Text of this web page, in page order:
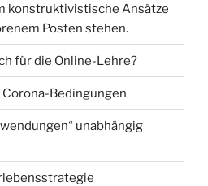
konstruktivistische Ansätze
Posten stehen.
für die Online-Lehre?
Bedingungen
unabhängig